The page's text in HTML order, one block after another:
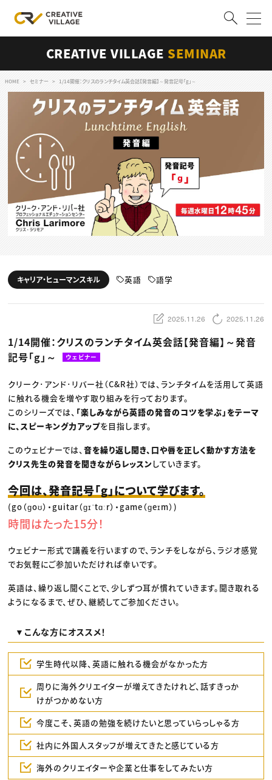
ログイン 会員登録
クリエイター求人を探す
CREATIVE JOB求人検索
特集求人
採用説明会
転職支援サービス
CONTENTS
スキルアップしたい！
動画配信・映像制作
編集・ライティング
ディレクション
TOP Creator’s コラム トップ
Webクリエイター
ゲームクリエイター
クリエイターインタビュー
C＆R Magazine
セミナー
ニュース・トレンド トップ
Web
映像
ゲーム・エンタメ
広告
出版
CREATIVE VILLAGEからのお知らせ
プロフェッショナル×つながる×メディア
CREATIVE VILLAGE SEMINAR
HOME セミナー 1/14開催：クリスのランチタイム英会話【発音編】～発音記号「g」～
キャリア・ヒューマンスキル 英語 語学
2025.11.26 2025.11.26
1/14開催：クリスのランチタイム英会話【発音編】～発音
記号「g」～
ウェビナー
クリーク･アンド･リバー社（C&R社）では、ランチタイムを活用して英語
に触れる機会を増やす取り組みを行っております。
このシリーズでは、 「楽しみながら英語の発音のコツを学ぶ」をテーマ
に、スピーキング力アップを目指します。
このウェビナーでは、音を繰り返し聞き、口や唇を正しく動かす方法を
クリス先生の発音を聞きながらレッスンしていきます。
今回は、発音記号「g」について学びます。
(go（ɡoʊ）・guitar（ɡɪˈtɑːr）・game（ɡeɪm）)
時間はたった15分！
ウェビナー形式で講義を行いますので、ランチをしながら、ラジオ感覚
でお気軽にご参加いただければ幸いです。
英語は、繰り返し聞くことで、少しずつ耳が慣れていきます。聞き取れる
ようになるまで、ぜひ、継続してご参加ください。
▼こんな方にオススメ！
学生時代以降、英語に触れる機会がなかった方
周りに海外クリエイターが増えてきたけれど、話すきっか
けがつかめない方
今度こそ、英語の勉強を続けたいと思っていらっしゃる方
社内に外国人スタッフが増えてきたと感じている方
海外のクリエイターや企業と仕事をしてみたい方